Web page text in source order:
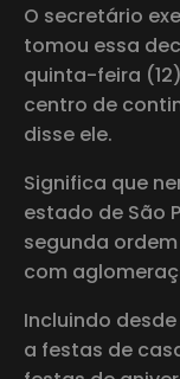
O secretário
tomou essa
quinta-feira
centro de
disse ele.
Significa que
estado de São
segunda
com
Incluindo
a festas de